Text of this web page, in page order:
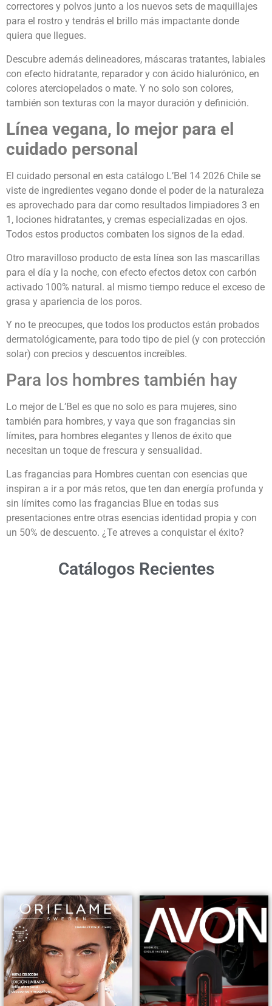
correctores y polvos junto a los nuevos sets de maquillajes
para el rostro y tendrás el brillo más impactante donde
quiera que llegues.
Descubre además delineadores, máscaras tratantes, labiales
con efecto hidratante, reparador y con ácido hialurónico, en
colores aterciopelados o mate. Y no solo son colores,
también son texturas con la mayor duración y definición.
Línea vegana, lo mejor para el
cuidado personal
El cuidado personal en esta catálogo L’Bel 14 2026 Chile se
viste de ingredientes vegano donde el poder de la naturaleza
es aprovechado para dar como resultados limpiadores 3 en
1, lociones hidratantes, y cremas especializadas en ojos.
Todos estos productos combaten los signos de la edad.
Otro maravilloso producto de esta línea son las mascarillas
para el día y la noche, con efecto efectos detox con carbón
activado 100% natural. al mismo tiempo reduce el exceso de
grasa y apariencia de los poros.
Y no te preocupes, que todos los productos están probados
dermatológicamente, para todo tipo de piel (y con protección
solar) con precios y descuentos increíbles.
Para los hombres también hay
Lo mejor de L’Bel es que no solo es para mujeres, sino
también para hombres, y vaya que son fragancias sin
límites, para hombres elegantes y llenos de éxito que
necesitan un toque de frescura y sensualidad.
Las fragancias para Hombres cuentan con esencias que
inspiran a ir a por más retos, que ten dan energía profunda y
sin límites como las fragancias Blue en todas sus
presentaciones entre otras esencias identidad propia y con
un 50% de descuento. ¿Te atreves a conquistar el éxito?
Catálogos Recientes